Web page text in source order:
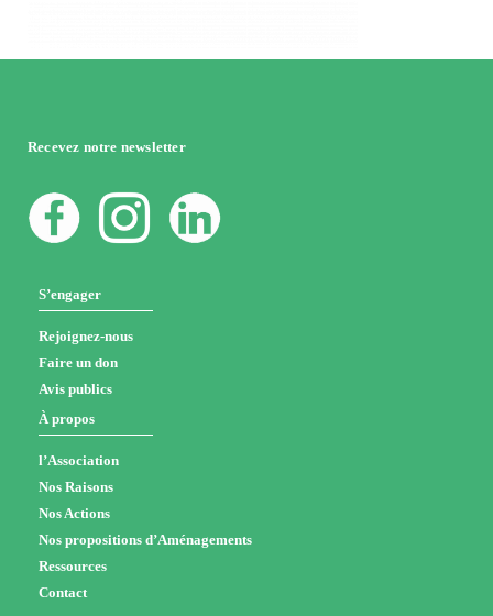
Recevez notre newsletter
S’engager
Rejoignez-nous
Faire un don
Avis publics
À propos
l’Association
Nos Raisons
Nos Actions
Nos propositions d’Aménagements
Ressources
Contact